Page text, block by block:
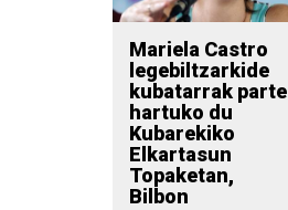
Mariela Castro
legebiltzarkide
kubatarrak parte
hartuko du
Kubarekiko
Elkartasun
Topaketan,
Bilbon